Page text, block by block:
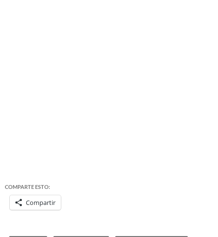
COMPARTE ESTO:
Compartir